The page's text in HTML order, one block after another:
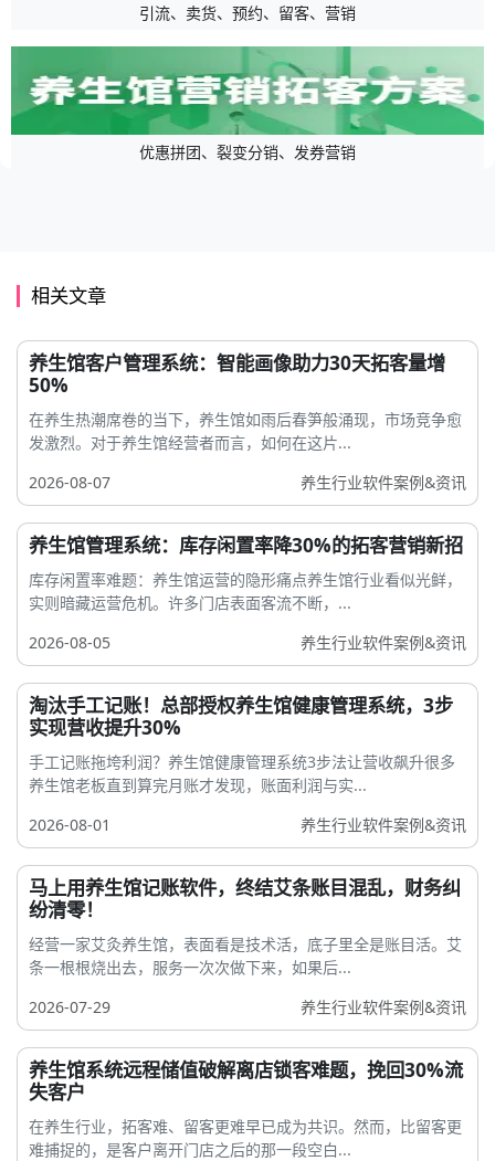
引流、卖货、预约、留客、营销
优惠拼团、裂变分销、发券营销
相关文章
养生馆客户管理系统：智能画像助力30天拓客量增
50%
在养生热潮席卷的当下，养生馆如雨后春笋般涌现，市场竞争愈
发激烈。对于养生馆经营者而言，如何在这片...
2026-08-07
养生行业软件案例&资讯
养生馆管理系统：库存闲置率降30%的拓客营销新招
库存闲置率难题：养生馆运营的隐形痛点养生馆行业看似光鲜，
实则暗藏运营危机。许多门店表面客流不断，...
2026-08-05
养生行业软件案例&资讯
淘汰手工记账！总部授权养生馆健康管理系统，3步
实现营收提升30%
手工记账拖垮利润？养生馆健康管理系统3步法让营收飙升很多
养生馆老板直到算完月账才发现，账面利润与实...
2026-08-01
养生行业软件案例&资讯
马上用养生馆记账软件，终结艾条账目混乱，财务纠
纷清零！
经营一家艾灸养生馆，表面看是技术活，底子里全是账目活。艾
条一根根烧出去，服务一次次做下来，如果后...
2026-07-29
养生行业软件案例&资讯
养生馆系统远程储值破解离店锁客难题，挽回30%流
失客户
在养生行业，拓客难、留客更难早已成为共识。然而，比留客更
难捕捉的，是客户离开门店之后的那一段空白...